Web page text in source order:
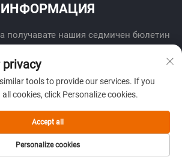
ИНФОРМАЦИЯ
получавате нашия седмичен бюлетин
Изпрати
privacy
tools to provide our services. If you
cookies, click Personalize cookies.
Personalize cookies
Accept all